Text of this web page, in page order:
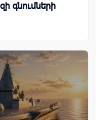
գնումների